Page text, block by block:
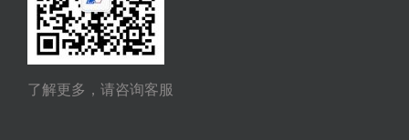
了解更多，请咨询客服